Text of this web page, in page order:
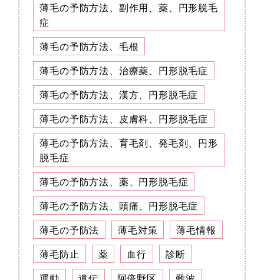
薄毛の予防方法、副作用、薬、円形脱毛
症
薄毛の予防方法、毛根
薄毛の予防方法、治療薬、円形脱毛症
薄毛の予防方法、漢方、円形脱毛症
薄毛の予防方法、皮膚科、円形脱毛症
薄毛の予防方法、育毛剤、発毛剤、円形
脱毛症
薄毛の予防方法、薬、円形脱毛症
薄毛の予防方法、頭痛、円形脱毛症
薄毛の予防法
薄毛対策
薄毛情報
薄毛防止
薬 血行
診断